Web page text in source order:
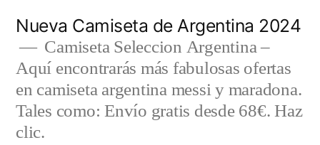
contenido
Nueva Camiseta de Argentina 2024
Camiseta Seleccion Argentina –
Aquí encontrarás más fabulosas ofertas
en camiseta argentina messi y maradona.
Tales como: Envío gratis desde 68€. Haz
clic.